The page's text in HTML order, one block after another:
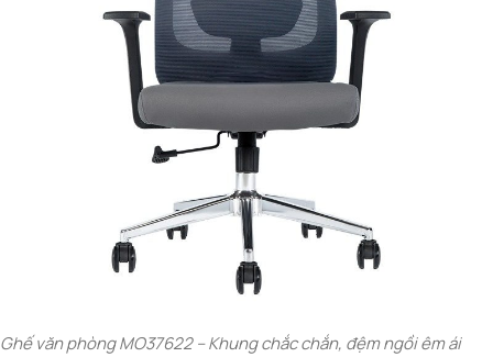
Ghế văn phòng MO37622 – Khung chắc chắn, đệm ngồi êm ái